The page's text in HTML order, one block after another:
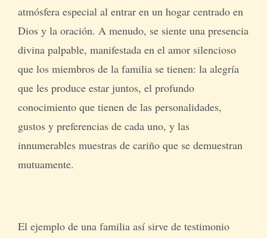
atmósfera especial al entrar en un hogar centrado en
Dios y la oración. A menudo, se siente una presencia
divina palpable, manifestada en el amor silencioso
que los miembros de la familia se tienen: la alegría
que les produce estar juntos, el profundo
conocimiento que tienen de las personalidades,
gustos y preferencias de cada uno, y las
innumerables muestras de cariño que se demuestran
mutuamente.
El ejemplo de una familia así sirve de testimonio